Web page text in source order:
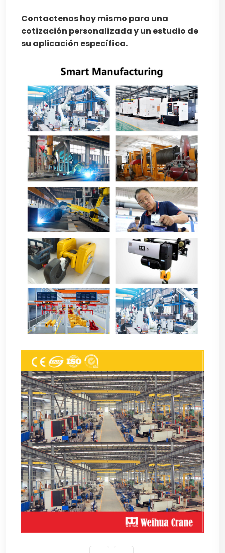
Contactenos hoy mismo para una
cotización personalizada y un estudio de
su aplicación específica.